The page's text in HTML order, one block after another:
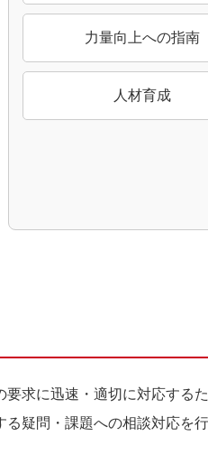
力量向上への指南
人材育成
求に迅速・適切に対応する
疑問・課題への相談対応を